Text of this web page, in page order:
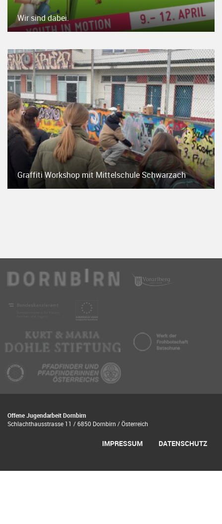
Wir sind dabei.
Graffiti Workshop mit Mittelschule Schwarzach
Offene Jugendarbeit Dornbirn
Schlachthausstrasse 11 / 6850 Dornbirn / Österreich
IMPRESSUM DATENSCHUTZ